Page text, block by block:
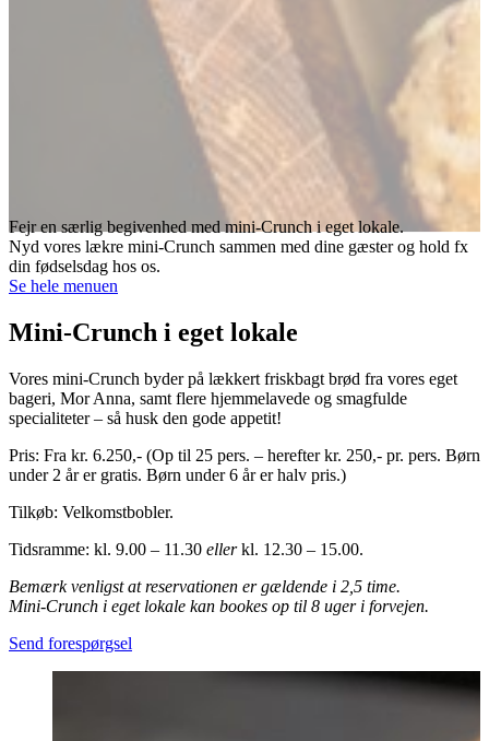
Fejr en særlig begivenhed med mini-Crunch i eget lokale.
Nyd vores lækre mini-Crunch sammen med dine gæster og hold fx
din fødselsdag hos os.
Se hele menuen
Mini-Crunch i eget lokale
Vores mini-Crunch byder på lækkert friskbagt brød fra vores eget
bageri, Mor Anna, samt flere hjemmelavede og smagfulde
specialiteter – så husk den gode appetit!
Pris: Fra kr. 6.250,- (Op til 25 pers. – herefter kr. 250,- pr. pers. Børn
under 2 år er gratis. Børn under 6 år er halv pris.)
Tilkøb: Velkomstbobler.
Tidsramme: kl. 9.00 – 11.30 ellerkl. 12.30 – 15.00.
Bemærk venligst at reservationen er gældende i 2,5 time.
Mini-Crunch i eget lokale kan bookes op til 8 uger i forvejen.
Send forespørgsel